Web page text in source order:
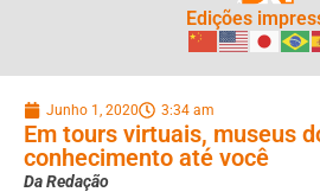
Edições
Junho 1, 2020 3:34 am
Em tours virtuais, museus
conhecimento até você
Da Redação